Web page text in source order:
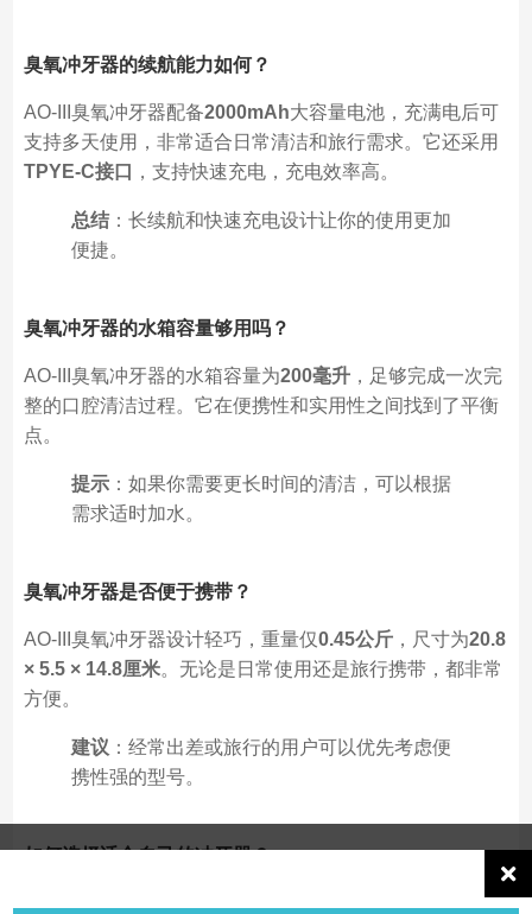
臭氧冲牙器的续航能力如何？
AO-III臭氧冲牙器配备2000mAh大容量电池，充满电后可
支持多天使用，非常适合日常清洁和旅行需求。它还采用
TPYE-C接口
，支持快速充电，充电效率高。
总结：长续航和快速充电设计让你的使用更加
便捷。
臭氧冲牙器的水箱容量够用吗？
AO-III臭氧冲牙器的水箱容量为200毫升，足够完成一次完
整的口腔清洁过程。它在便携性和实用性之间找到了平衡
点。
提示：如果你需要更长时间的清洁，可以根据
需求适时加水。
臭氧冲牙器是否便于携带？
AO-III臭氧冲牙器设计轻巧，重量仅0.45公斤，尺寸为20.8
× 5.5 × 14.8厘米。无论是日常使用还是旅行携带，都非常
方便。
建议 ：经常出差或旅行的用户可以优先考虑便
携性强的型号。
如何选择适合自己的冲牙器？